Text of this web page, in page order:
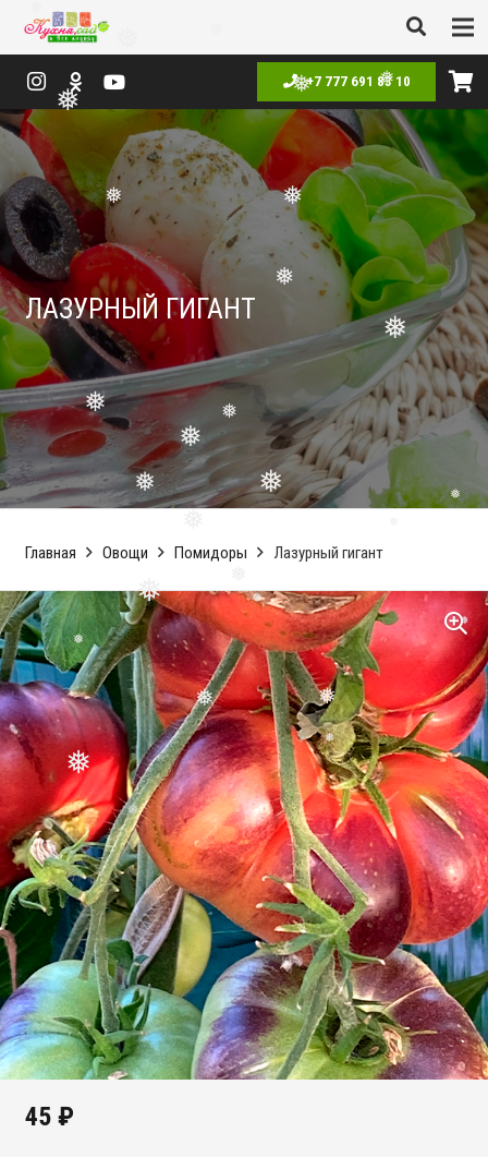
❅
❅
❅
❅
❅
❅
❅
❅
❅
❅
❅
❅
❅
❅
❅
❅
❅
❅
❅
❅
❅
❅
❅
+7 777 691 83 10
ЛАЗУРНЫЙ ГИГАНТ
Главная Овощи Помидоры Лазурный гигант
45 ₽